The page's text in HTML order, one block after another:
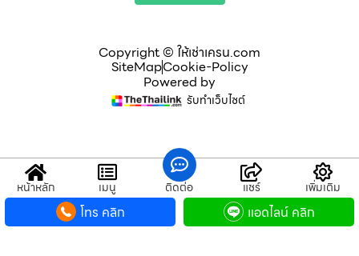
Copyright © ให้เช่าเครน.com
SiteMapCookie-Policy
Powered by
รับทำเว็บไซต์
หน้าหลัก เมนู ติดต่อ แชร์ เพิ่มเติม
โทร คลิก แอดไลน์ คลิก